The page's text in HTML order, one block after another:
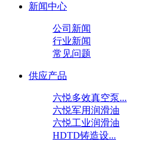
新闻中心
公司新闻
行业新闻
常见问题
供应产品
六悦多效真空泵...
六悦军用润滑油
六悦工业润滑油
HDTD铸造设...